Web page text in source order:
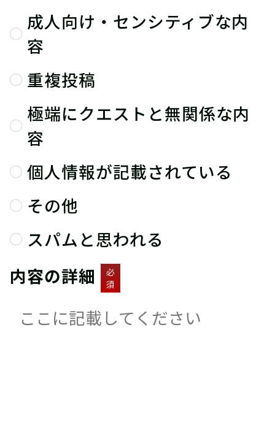
成人向け・センシティブな内
容
重複投稿
極端にクエストと無関係な内
容
個人情報が記載されている
その他
スパムと思われる
内容の詳細
必
須